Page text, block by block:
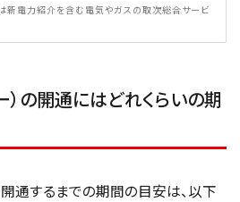
新電力紹介を含む電気やガスの取次総合サービ
）の開通にはどれくらいの期
開通するまでの期間の目安は、以下